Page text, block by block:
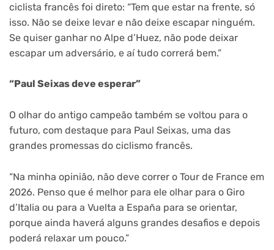
ciclista francês foi direto: “Tem que estar na frente, só
isso. Não se deixe levar e não deixe escapar ninguém.
Se quiser ganhar no Alpe d’Huez, não pode deixar
escapar um adversário, e aí tudo correrá bem.”
“Paul Seixas deve esperar”
O olhar do antigo campeão também se voltou para o
futuro, com destaque para Paul Seixas, uma das
grandes promessas do ciclismo francês.
“Na minha opinião, não deve correr o Tour de France em
2026. Penso que é melhor para ele olhar para o Giro
d’Italia ou para a Vuelta a España para se orientar,
porque ainda haverá alguns grandes desafios e depois
poderá relaxar um pouco.”